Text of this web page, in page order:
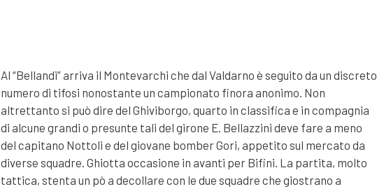
Al “Bellandi” arriva il Montevarchi che dal Valdarno è seguito da un discreto
numero di tifosi nonostante un campionato finora anonimo. Non
altrettanto si può dire del Ghiviborgo, quarto in classifica e in compagnia
di alcune grandi o presunte tali del girone E. Bellazzini deve fare a meno
del capitano Nottoli e del giovane bomber Gori, appetito sul mercato da
diverse squadre. Ghiotta occasione in avanti per Bifini. La partita, molto
tattica, stenta un pò a decollare con le due squadre che giostrano a